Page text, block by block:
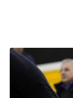
23.09.2016